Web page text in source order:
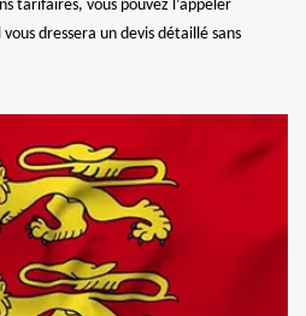
tarifaires, vous pouvez l’appeler
dressera un devis détaillé sans